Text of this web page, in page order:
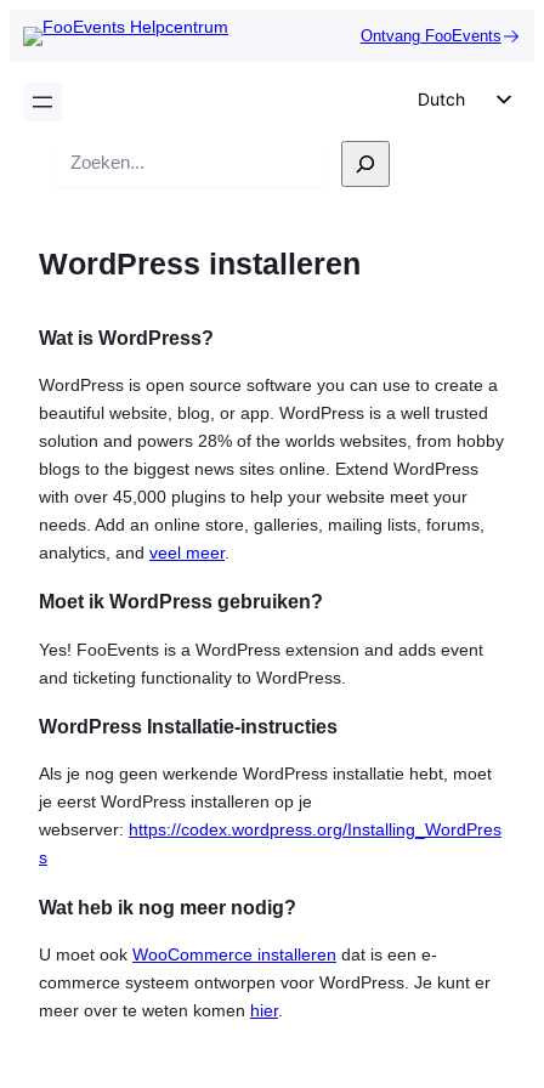
Ontvang FooEvents
Dutch
Polish
Czech
Greek
Zoek
WordPress installeren
Wat is WordPress?
WordPress is open source software you can use to create a
beautiful website, blog, or app. WordPress is a well trusted
solution and powers 28% of the worlds websites, from hobby
blogs to the biggest news sites online. Extend WordPress
with over 45,000 plugins to help your website meet your
needs. Add an online store, galleries, mailing lists, forums,
analytics, and veel meer.
Moet ik WordPress gebruiken?
Yes! FooEvents is a WordPress extension and adds event
and ticketing functionality to WordPress.
WordPress Installatie-instructies
Als je nog geen werkende WordPress installatie hebt, moet
je eerst WordPress installeren op je
webserver: https://codex.wordpress.org/Installing_WordPres
s
Wat heb ik nog meer nodig?
U moet ook WooCommerce installeren dat is een e-
commerce systeem ontworpen voor WordPress. Je kunt er
meer over te weten komen hier.